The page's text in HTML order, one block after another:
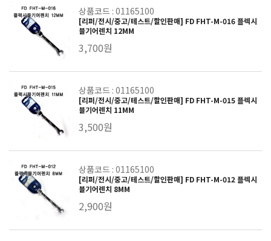
상품코드 : 01165100
[리퍼/전시/중고/테스트/할인판매] FD FHT-M-016 플렉시
블기어렌치 12MM
3,700원
상품코드 : 01165100
[리퍼/전시/중고/테스트/할인판매] FD FHT-M-015 플렉시
블기어렌치 11MM
3,500원
상품코드 : 01165100
[리퍼/전시/중고/테스트/할인판매] FD FHT-M-012 플렉시
블기어렌치 8MM
2,900원